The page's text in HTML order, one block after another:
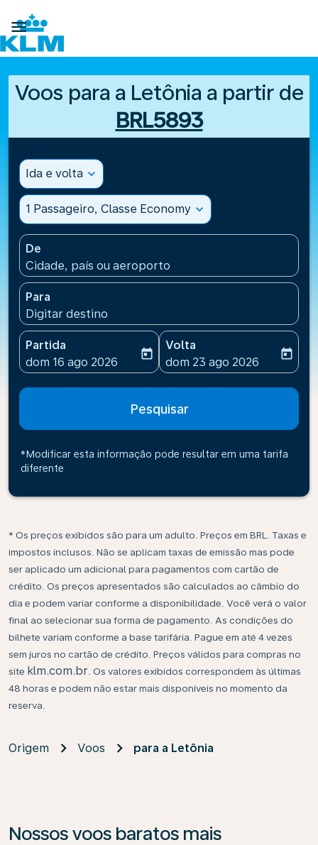

Voos para a Letônia a partir de
BRL5893
Ida e volta expand_more
1 Passageiro, Classe Economy expand_more
De
Cidade, país ou aeroporto
Para
Digitar destino
Partida
fc-booking-departure-date-aria-label
dom 16 ago 2026
today
Volta
fc-booking-return-date-
dom 23 ago 2026
today
Pesquisar
*Modificar esta informação pode resultar em uma tarifa
diferente
* Os preços exibidos são para um adulto. Preços em BRL. Taxas e
impostos inclusos. Não se aplicam taxas de emissão mas pode
ser aplicado um adicional para pagamentos com cartão de
crédito. Os preços apresentados são calculados ao câmbio do
dia e podem variar conforme a disponibilidade. Você verá o valor
final ao selecionar sua forma de pagamento. As condições do
bilhete variam conforme a base tarifária. Pague em até 4 vezes
sem juros no cartão de crédito. Preços válidos para compras no
site klm.com.br . Os valores exibidos correspondem às últimas
48 horas e podem não estar mais disponíveis no momento da
reserva.
Origem Voos para a Letônia
Nossos voos baratos mais